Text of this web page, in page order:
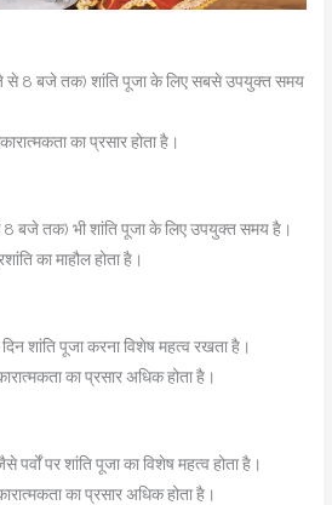
से 8 बजे तक) शांति पूजा के लिए सबसे उपयुक्त समय
का प्रसार होता है।
बजे तक) भी शांति पूजा के लिए उपयुक्त समय है।
का माहौल होता है।
शांति पूजा करना विशेष महत्व रखता है।
का प्रसार अधिक होता है।
पर्वों पर शांति पूजा का विशेष महत्व होता है।
का प्रसार अधिक होता है।